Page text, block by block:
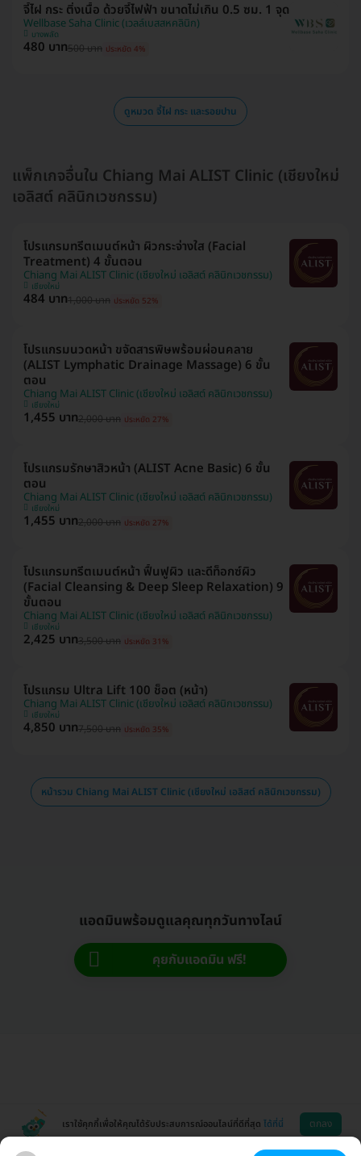
จี้ไฝ กระ ติ่งเนื้อ ด้วยจี้ไฟฟ้า ขนาดไม่เกิน 0.5 ซม. 1 จุด
Wellbase Saha Clinic (เวลล์เบสสหคลินิก)
บางพลัด
480 บาท500 บาท ประหยัด 4%
ดูหมวด จี้ไฝ กระ และรอยปาน
แพ็กเกจอื่นใน Chiang Mai ALIST Clinic (เชียงใหม่
เอลิสต์ คลินิกเวชกรรม)
โปรแกรมทรีตเมนต์หน้า ผิวกระจ่างใส (Facial
Treatment) 4 ขั้นตอน
Chiang Mai ALIST Clinic (เชียงใหม่ เอลิสต์ คลินิกเวชกรรม)
เชียงใหม่
484 บาท1,000 บาท ประหยัด 52%
โปรแกรมนวดหน้า ขจัดสารพิษพร้อมผ่อนคลาย
(ALIST Lymphatic Drainage Massage) 6 ขั้น
ตอน
Chiang Mai ALIST Clinic (เชียงใหม่ เอลิสต์ คลินิกเวชกรรม)
เชียงใหม่
1,455 บาท2,000 บาท ประหยัด 27%
โปรแกรมรักษาสิวหน้า (ALIST Acne Basic) 6 ขั้น
ตอน
Chiang Mai ALIST Clinic (เชียงใหม่ เอลิสต์ คลินิกเวชกรรม)
เชียงใหม่
1,455 บาท2,000 บาท ประหยัด 27%
โปรแกรมทรีตเมนต์หน้า ฟื้นฟูผิว และดีท็อกซ์ผิว
(Facial Cleansing & Deep Sleep Relaxation) 9
ขั้นตอน
Chiang Mai ALIST Clinic (เชียงใหม่ เอลิสต์ คลินิกเวชกรรม)
เชียงใหม่
2,425 บาท3,500 บาท ประหยัด 31%
โปรแกรม Ultra Lift 100 ช็อต (หน้า)
Chiang Mai ALIST Clinic (เชียงใหม่ เอลิสต์ คลินิกเวชกรรม)
เชียงใหม่
4,850 บาท7,500 บาท ประหยัด 35%
หน้ารวม Chiang Mai ALIST Clinic (เชียงใหม่ เอลิสต์ คลินิกเวชกรรม)
แอดมินพร้อมดูแลคุณทุกวันทางไลน์
คุยกับแอดมิน ฟรี!
เราใช้คุกกี้เพื่อให้คุณได้รับประสบการณ์ออนไลน์ที่ดีที่สุด ได้ที่นี่ ตกลง